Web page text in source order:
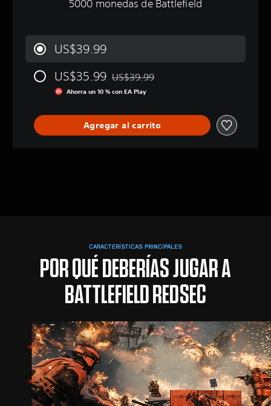
5000 monedas de Battlefield
US$39.99
US$35.99 Rebajado del precio original de
US$39.99
Ahorra un 10 % con EA Play
Agregar al carrito
CARACTERÍSTICAS PRINCIPALES
POR QUÉ DEBERÍAS JUGAR A
BATTLEFIELD REDSEC